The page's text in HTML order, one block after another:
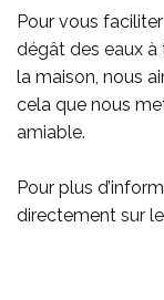
Pour vous
dégât des eaux à
la maison, nous
cela que nous
amiable.
Pour plus
directement sur